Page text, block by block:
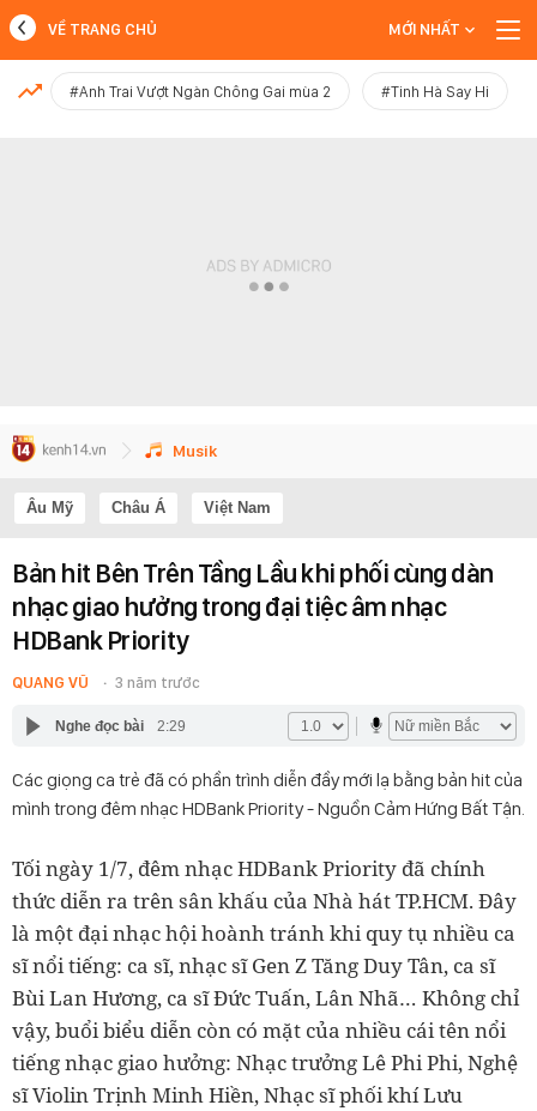
MỚI NHẤT
VỀ TRANG CHỦ MỚI NHẤT
#Anh Trai Vượt Ngàn Chông Gai mùa 2 #Tinh Hà Say Hi
Musik
Âu Mỹ Châu Á Việt Nam
Bản hit Bên Trên Tầng Lầu khi phối cùng dàn
nhạc giao hưởng trong đại tiệc âm nhạc
HDBank Priority
QUANG VŨ 3 năm trước
Nghe đọc bài 2:29
Các giọng ca trẻ đã có phần trình diễn đầy mới lạ bằng bản hit của
mình trong đêm nhạc HDBank Priority - Nguồn Cảm Hứng Bất Tận.
Tối ngày 1/7, đêm nhạc HDBank Priority đã chính
thức diễn ra trên sân khấu của Nhà hát TP.HCM. Đây
là một đại nhạc hội hoành tránh khi quy tụ nhiều ca
sĩ nổi tiếng: ca sĩ, nhạc sĩ Gen Z Tăng Duy Tân, ca sĩ
Bùi Lan Hương, ca sĩ Đức Tuấn, Lân Nhã… Không chỉ
vậy, buổi biểu diễn còn có mặt của nhiều cái tên nổi
tiếng nhạc giao hưởng: Nhạc trưởng Lê Phi Phi, Nghệ
sĩ Violin Trịnh Minh Hiền, Nhạc sĩ phối khí Lưu